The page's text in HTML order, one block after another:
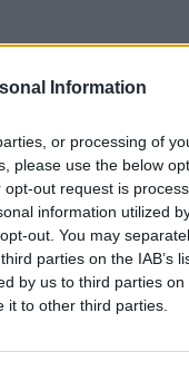
Information
or processing of
please use the below
out request is
information utilized
out. You may
parties on the IAB’s
by us to third parties on
it to other third parties.
önálló oktatási